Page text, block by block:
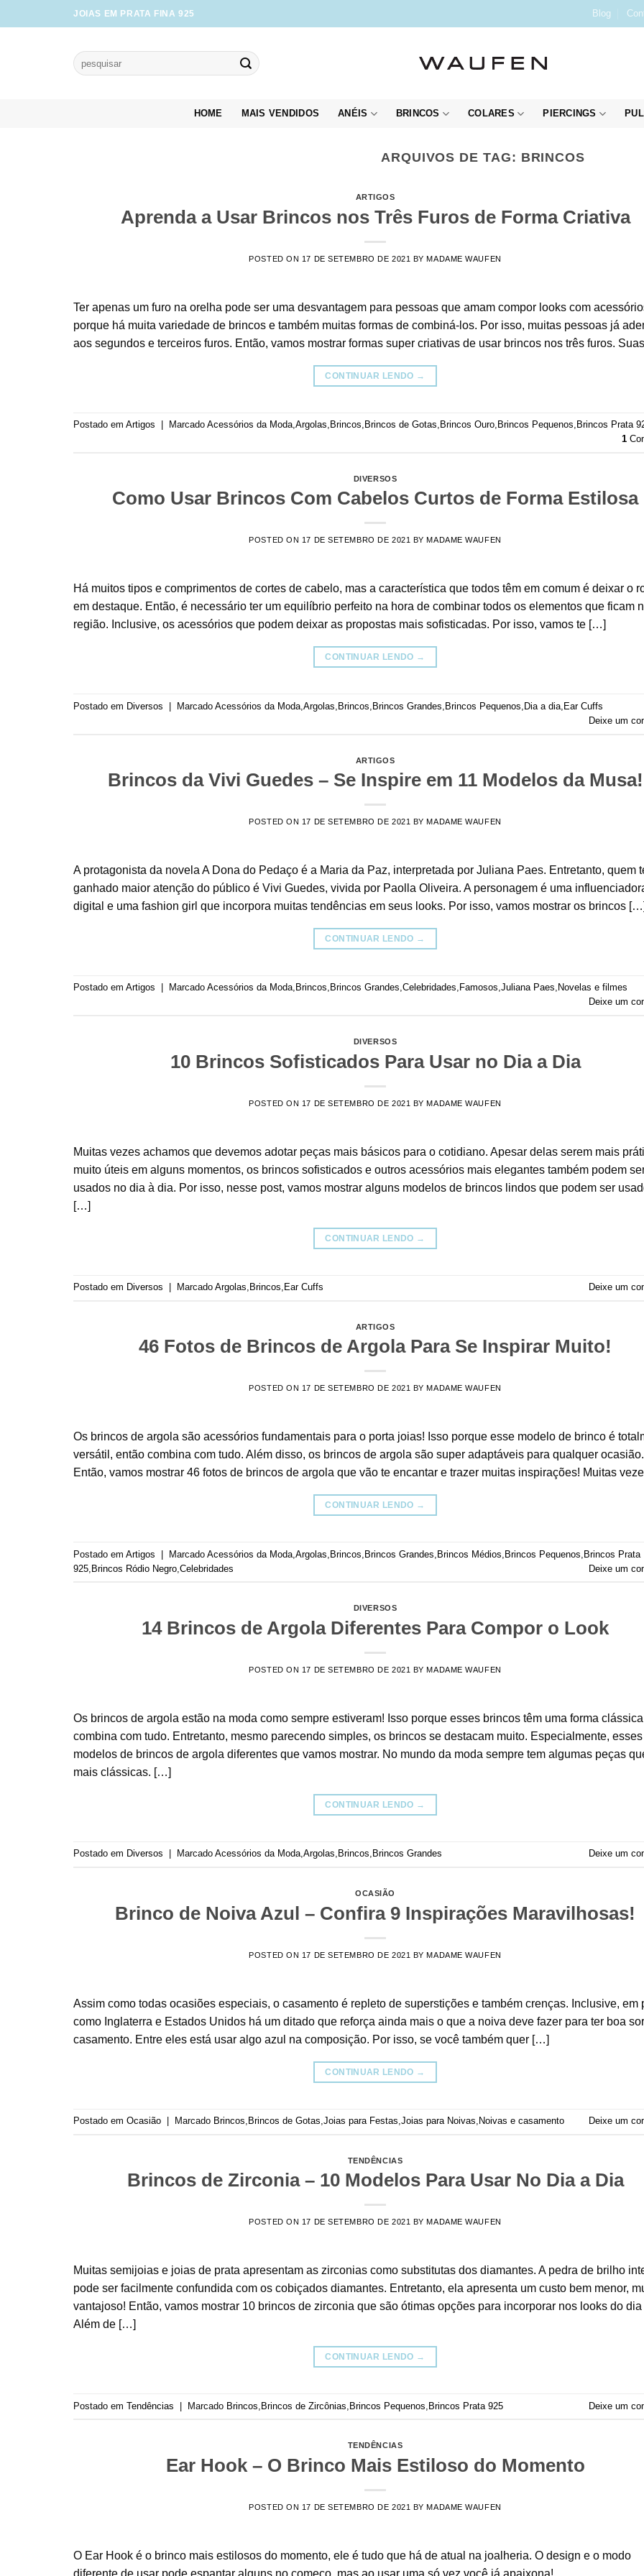
to
JOIAS EM PRATA FINA 925 Blog
Pesquisar
por:
HOME MAIS VENDIDOS ANÉIS BRINCOS COLARES PIERCINGS
ARQUIVOS DE TAG: BRINCOS
ARTIGOS
Aprenda a Usar Brincos nos Três Furos de Forma Criativa
POSTED ON 17 DE SETEMBRO DE 2021 BYMADAME WAUFEN
Ter apenas um furo na orelha pode ser uma desvantagem para pessoas que amam compor looks com
porque há muita variedade de brincos e também muitas formas de combiná-los. Por isso, muitas pessoas já
aos segundos e terceiros furos. Então, vamos mostrar formas super criativas de usar brincos nos três furos.
CONTINUAR LENDO →
Postado em Artigos Marcado Acessórios da Moda,Argolas, Brincos, Brincos de Gotas, Brincos Ouro, Brincos Pequenos, Brincos Prata
1
DIVERSOS
Como Usar Brincos Com Cabelos Curtos de Forma Estilosa
POSTED ON 17 DE SETEMBRO DE 2021 BY MADAME WAUFEN
Há muitos tipos e comprimentos de cortes de cabelo, mas a característica que todos têm em comum é deixar o
em destaque. Então, é necessário ter um equilíbrio perfeito na hora de combinar todos os elementos que ficam
região. Inclusive, os acessórios que podem deixar as propostas mais sofisticadas. Por isso, vamos te […]
CONTINUAR LENDO →
Postado em Diversos Marcado Acessórios da Moda Argolas Brincos Brincos Grandes Brincos Pequenos Dia a dia Ear Cuffs
Deixe um
ARTIGOS
Brincos da Vivi Guedes – Se Inspire em 11 Modelos da Musa!
POSTED ON 17 DE SETEMBRO DE 2021 BYMADAME WAUFEN
A protagonista da novela A Dona do Pedaço é a Maria da Paz, interpretada por Juliana Paes. Entretanto, quem
ganhado maior atenção do público é Vivi Guedes, vivida por Paolla Oliveira. A personagem é uma
digital e uma fashion girl que incorpora muitas tendências em seus looks. Por isso, vamos mostrar os brincos […]
CONTINUAR LENDO →
Postado em Artigos Marcado Acessórios da Moda, Brincos, Brincos Grandes,Celebridades, Famosos,Juliana Paes, Novelas e filmes
Deixe um
DIVERSOS
10 Brincos Sofisticados Para Usar no Dia a Dia
POSTED ON 17 DE SETEMBRO DE 2021 BYMADAME WAUFEN
Muitas vezes achamos que devemos adotar peças mais básicos para o cotidiano. Apesar delas serem mais
muito úteis em alguns momentos, os brincos sofisticados e outros acessórios mais elegantes também podem
usados no dia à dia. Por isso, nesse post, vamos mostrar alguns modelos de brincos lindos que podem ser
[…]
CONTINUAR LENDO →
Postado em Diversos Marcado Argolas, Brincos, Ear Cuffs Deixe um
ARTIGOS
46 Fotos de Brincos de Argola Para Se Inspirar Muito!
POSTED ON 17 DE SETEMBRO DE 2021 BY MADAME WAUFEN
Os brincos de argola são acessórios fundamentais para o porta joias! Isso porque esse modelo de brinco é
versátil, então combina com tudo. Além disso, os brincos de argola são super adaptáveis para qualquer ocasião.
Então, vamos mostrar 46 fotos de brincos de argola que vão te encantar e trazer muitas inspirações! Muitas
CONTINUAR LENDO →
Postado em Artigos Marcado Acessórios da Moda Argolas Brincos Brincos Grandes Brincos Médios Brincos Pequenos Brincos Prata
925 Brincos Ródio Negro Celebridades Deixe um
DIVERSOS
14 Brincos de Argola Diferentes Para Compor o Look
POSTED ON 17 DE SETEMBRO DE 2021 BYMADAME WAUFEN
Os brincos de argola estão na moda como sempre estiveram! Isso porque esses brincos têm uma forma
combina com tudo. Entretanto, mesmo parecendo simples, os brincos se destacam muito. Especialmente,
modelos de brincos de argola diferentes que vamos mostrar. No mundo da moda sempre tem algumas peças
mais clássicas. […]
CONTINUAR LENDO →
Postado em Diversos Marcado Acessórios da Moda,Argolas, Brincos, Brincos Grandes Deixe um
OCASIÃO
Brinco de Noiva Azul – Confira 9 Inspirações Maravilhosas!
POSTED ON 17 DE SETEMBRO DE 2021 BYMADAME WAUFEN
Assim como todas ocasiões especiais, o casamento é repleto de superstições e também crenças. Inclusive, em
como Inglaterra e Estados Unidos há um ditado que reforça ainda mais o que a noiva deve fazer para ter boa
casamento. Entre eles está usar algo azul na composição. Por isso, se você também quer […]
CONTINUAR LENDO →
Postado em Ocasião Marcado Brincos, Brincos de Gotas,Joias para Festas,Joias para Noivas, Noivas e casamento Deixe um
TENDÊNCIAS
Brincos de Zirconia – 10 Modelos Para Usar No Dia a Dia
POSTED ON 17 DE SETEMBRO DE 2021 BY MADAME WAUFEN
Muitas semijoias e joias de prata apresentam as zirconias como substitutas dos diamantes. A pedra de brilho
pode ser facilmente confundida com os cobiçados diamantes. Entretanto, ela apresenta um custo bem menor,
vantajoso! Então, vamos mostrar 10 brincos de zirconia que são ótimas opções para incorporar nos looks do dia
Além de […]
CONTINUAR LENDO →
Postado em Tendências Marcado Brincos Brincos de Zircônias Brincos Pequenos Brincos Prata 925 Deixe um
TENDÊNCIAS
Ear Hook – O Brinco Mais Estiloso do Momento
POSTED ON 17 DE SETEMBRO DE 2021 BYMADAME WAUFEN
O Ear Hook é o brinco mais estilosos do momento, ele é tudo que há de atual na joalheria. O design e o modo
diferente de usar pode espantar alguns no começo, mas ao usar uma só vez você já apaixona!